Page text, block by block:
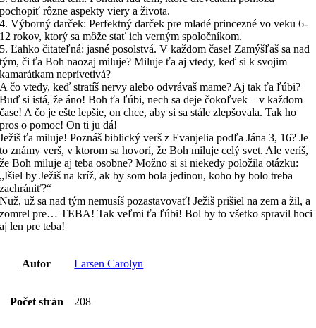
pochopiť rôzne aspekty viery a života.
4. Výborný darček: Perfektný darček pre mladé princezné vo veku 6-
12 rokov, ktorý sa môže stať ich verným spoločníkom.
5. Ľahko čitateľná: jasné posolstvá. V každom čase! Zamýšľaš sa nad
tým, či ťa Boh naozaj miluje? Miluje ťa aj vtedy, keď si k svojim
kamarátkam neprívetivá?
A čo vtedy, keď stratíš nervy alebo odvrávaš mame? Aj tak ťa ľúbi?
Buď si istá, že áno! Boh ťa ľúbi, nech sa deje čokoľvek – v každom
čase! A čo je ešte lepšie, on chce, aby si sa stále zlepšovala. Tak ho
pros o pomoc! On ti ju dá!
Ježiš ťa miluje! Poznáš biblický verš z Evanjelia podľa Jána 3, 16? Je
to známy verš, v ktorom sa hovorí, že Boh miluje celý svet. Ale veríš,
že Boh miluje aj teba osobne? Možno si si niekedy položila otázku:
„Išiel by Ježiš na kríž, ak by som bola jedinou, koho by bolo treba
zachrániť?“
Nuž, už sa nad tým nemusíš pozastavovať! Ježiš prišiel na zem a žil, a
zomrel pre… TEBA! Tak veľmi ťa ľúbi! Bol by to všetko spravil hoci
aj len pre teba!
Autor Larsen Carolyn
Počet strán 208